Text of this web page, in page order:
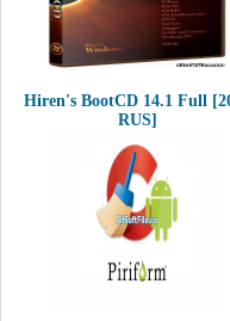
Hiren's BootCD 14.1 Full
RUS]